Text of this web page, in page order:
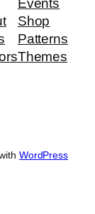
Events
Shop
Patterns
Themes
WordPress